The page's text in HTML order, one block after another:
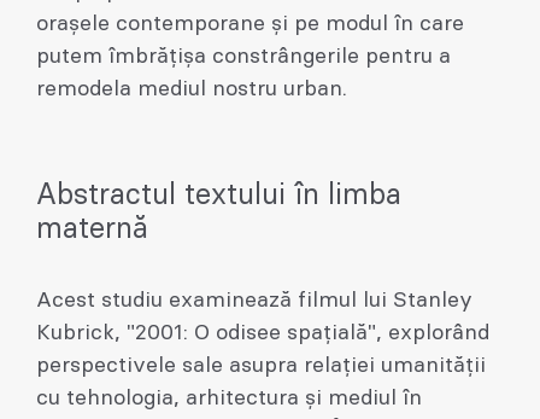
orașele contemporane și pe modul în care
putem îmbrățișa constrângerile pentru a
remodela mediul nostru urban.
Abstractul textului în limba
maternă
Acest studiu examinează filmul lui Stanley
Kubrick, "2001: O odisee spațială", explorând
perspectivele sale asupra relației umanității
cu tehnologia, arhitectura și mediul în